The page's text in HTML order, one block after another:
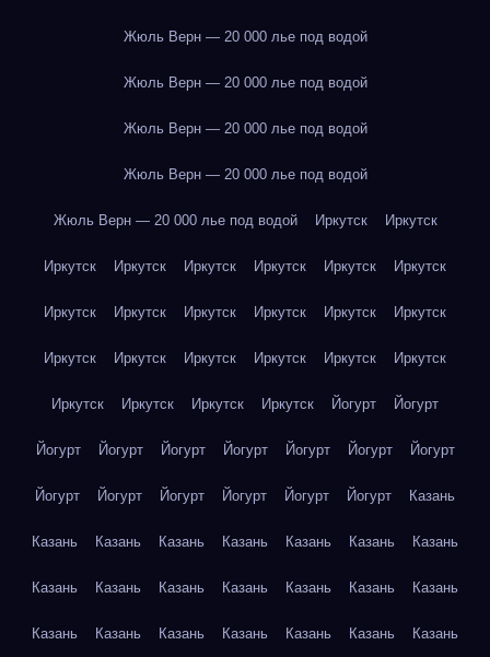
Жюль Верн — 20 000 лье под водой
Жюль Верн — 20 000 лье под водой
Жюль Верн — 20 000 лье под водой
Жюль Верн — 20 000 лье под водой
Жюль Верн — 20 000 лье под водой Иркутск Иркутск
Иркутск Иркутск Иркутск Иркутск Иркутск Иркутск
Иркутск Иркутск Иркутск Иркутск Иркутск Иркутск
Иркутск Иркутск Иркутск Иркутск Иркутск Иркутск
Иркутск Иркутск Иркутск Иркутск Йогурт Йогурт
Йогурт Йогурт Йогурт Йогурт Йогурт Йогурт Йогурт
Йогурт Йогурт Йогурт Йогурт Йогурт Йогурт Казань
Казань Казань Казань Казань Казань Казань Казань
Казань Казань Казань Казань Казань Казань Казань
Казань Казань Казань Казань Казань Казань Казань